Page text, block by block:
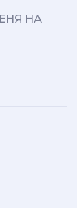
НА